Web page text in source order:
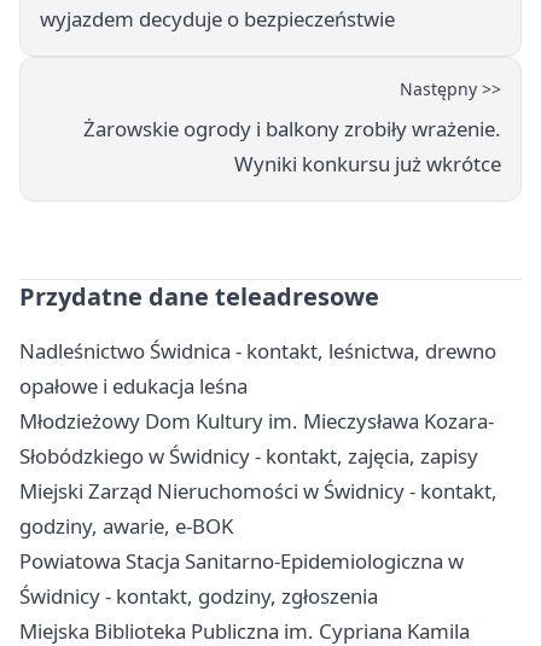
wyjazdem decyduje o bezpieczeństwie
Następny >>
Żarowskie ogrody i balkony zrobiły wrażenie.
Wyniki konkursu już wkrótce
Przydatne dane teleadresowe
Nadleśnictwo Świdnica - kontakt, leśnictwa, drewno
opałowe i edukacja leśna
Młodzieżowy Dom Kultury im. Mieczysława Kozara-
Słobódzkiego w Świdnicy - kontakt, zajęcia, zapisy
Miejski Zarząd Nieruchomości w Świdnicy - kontakt,
godziny, awarie, e-BOK
Powiatowa Stacja Sanitarno-Epidemiologiczna w
Świdnicy - kontakt, godziny, zgłoszenia
Miejska Biblioteka Publiczna im. Cypriana Kamila